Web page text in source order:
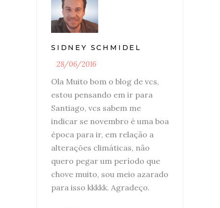
SIDNEY SCHMIDEL
28/06/2016
Ola Muito bom o blog de vcs,
estou pensando em ir para
Santiago, vcs sabem me
indicar se novembro é uma boa
época para ir, em relação a
alterações climáticas, não
quero pegar um período que
chove muito, sou meio azarado
para isso kkkkk. Agradeço.